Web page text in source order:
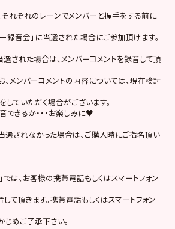
それぞれのレーンでメンバーと握手をする前に
音会」に当選された場合にご参加頂けます。
選された場合は、メンバーコメントを録音して頂
メンバーコメントの内容については、現在検討
ていただく場合がございます。
きるか・・・お楽しみに♥
選されなかった場合は、ご購入時にご指名頂い
、お客様の携帯電話もしくはスマートフォン
きます。携帯電話もしくはスマートフォン
めご了承下さい。